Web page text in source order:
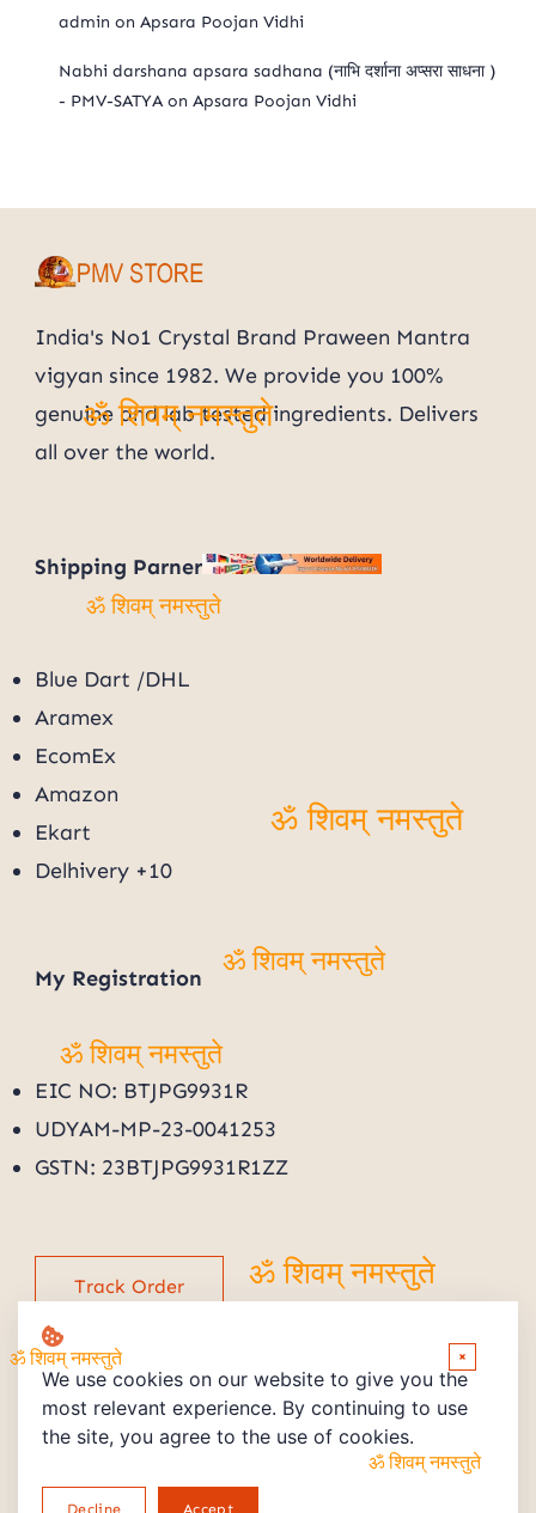
admin on Apsara Poojan Vidhi
Nabhi darshana apsara sadhana (नाभि दर्शाना अप्सरा साधना )
- PMV-SATYA on Apsara Poojan Vidhi
India's No1 Crystal Brand Praween Mantra
vigyan since 1982. We provide you 100%
genuine and lab tested ingredients. Delivers
all over the world.
Shipping Parner
Blue Dart /DHL
Aramex
EcomEx
Amazon
Ekart
Delhivery +10
My Registration
EIC NO: BTJPG9931R
UDYAM-MP-23-0041253
GSTN: 23BTJPG9931R1ZZ
Track Order
Copyright © 2026 Powered by PMV STORE
We use cookies on our website to give you the
most relevant experience. By continuing to use
the site, you agree to the use of cookies.
Decline Accept
×
ॐ शिवम् नमस्तुते
ॐ शिवम् नमस्तुते
ॐ शिवम् नमस्तुते
ॐ शिवम् नमस्तुते